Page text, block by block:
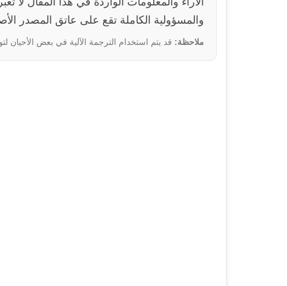
والمسؤولية الكاملة تقع على عاتق المصدر
ملاحظة: قد يتم استخدام الترجمة الآلية في بعض الأحيان